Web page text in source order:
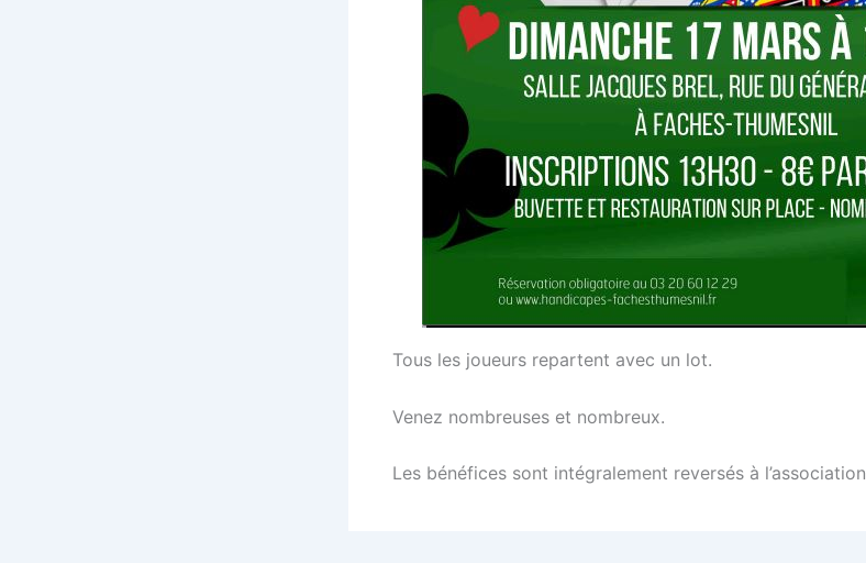
Tous les joueurs repartent avec un lot.
Venez nombreuses et nombreux.
Les bénéfices sont intégralement reversés à l’association